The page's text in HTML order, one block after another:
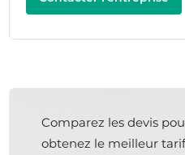
Comparez les devis
obtenez le meilleur